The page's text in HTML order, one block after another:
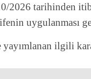
2026 tarihinden
uygulanması
yayımlanan ilgili